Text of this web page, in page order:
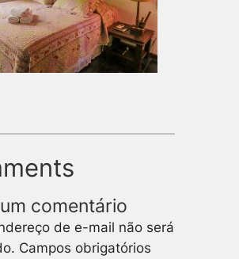
comentário
de e-mail não será
Campos obrigatórios